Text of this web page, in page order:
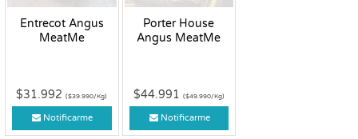
Entrecot Angus
MeatMe
$31.992($39.990/Kg)
Notificarme
Porter House
Angus MeatMe
$44.991 ($49.990/Kg)
Notificarme